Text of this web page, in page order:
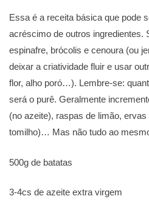
Essa é a receita básica que pode
acréscimo de outros ingredientes.
espinafre, brócolis e cenoura (ou
deixar a criatividade fluir e usar
flor, alho poró…). Lembre-se:
será o purê. Geralmente
(no azeite), raspas de limão,
tomilho)… Mas não tudo ao
500g de batatas
3-4cs de azeite extra virgem